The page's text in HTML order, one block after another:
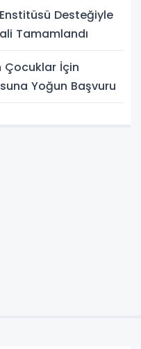
Desteğiyle
Tamamlandı
Çocuklar İçin
Yoğun Başvuru